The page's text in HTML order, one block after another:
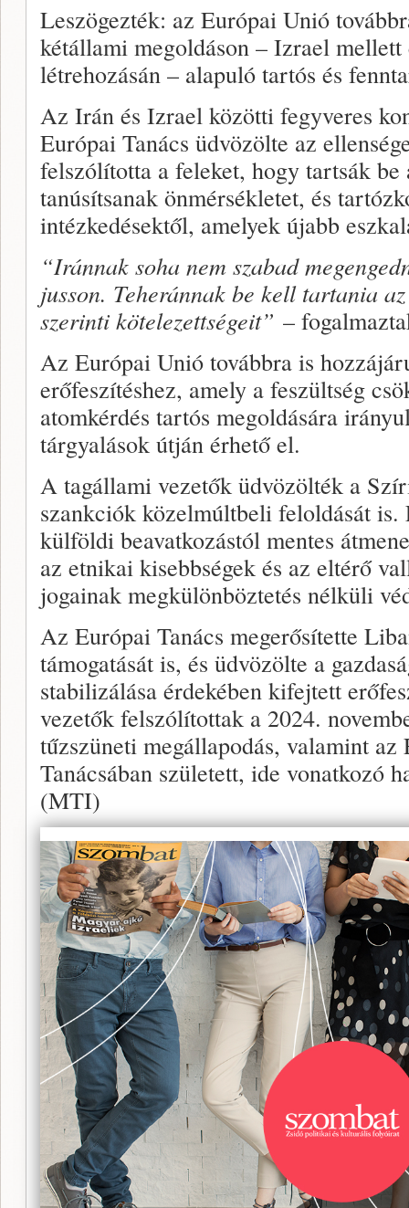
Leszögezték: az Európai Unió
kétállami megoldáson – Izrael
létrehozásán – alapuló tartós és
Az Irán és Izrael közötti fegyveres
Európai Tanács üdvözölte az
felszólította a feleket, hogy tartsák
tanúsítsanak önmérsékletet, és
intézkedésektől, amelyek újabb
“Iránnak soha nem szabad
jusson. Teheránnak be kell tartania
szerinti kötelezettségeit” –
Az Európai Unió továbbra is
erőfeszítéshez, amely a feszültség
atomkérdés tartós megoldására
tárgyalások útján érhető el.
A tagállami vezetők üdvözölték a
szankciók közelmúltbeli feloldását is.
külföldi beavatkozástól mentes
az etnikai kisebbségek és az eltérő
jogainak megkülönböztetés nélküli
Az Európai Tanács megerősítette
támogatását is, és üdvözölte a
stabilizálása érdekében kifejtett
vezetők felszólítottak a 2024.
tűzszüneti megállapodás, valamint
Tanácsában született, ide vonatkozó
(MTI)